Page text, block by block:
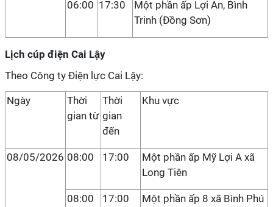
06:00 17:30
Một phần ấp Lợi An, Bình
Trinh (Đồng Sơn)
Lịch cúp điện Cai Lậy
Theo Công ty Điện lực Cai Lậy:
Ngày
Thời
gian từ
Thời
gian
đến
Khu vực
08/05/2026 08:00 17:00
Một phần ấp Mỹ Lợi A xã
Long Tiên
08:00 17:00 Một phần ấp 8 xã Bình Phú